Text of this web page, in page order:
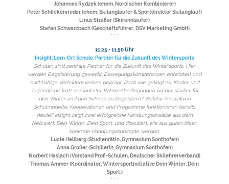
Johannes Rydzek (ehem. Nordischer Kombinierer)
Peter Schlickenrieder (ehem. Skilangläufer & Sportdirektor Skilanglauf)
Linus Straßer (Skirennläufer)
Stefan Schwarzbach (Geschäftsführer, DSV Marketing GmbH)
* * *
11.25 - 11.50 Uhr
Insight: Lern-Ort Schule: Partner für die Zukunft des Wintersports
Schulen sind zentrale Partner für die Zukunft des Wintersports. Hier
werden Begeisterung geweckt, Bewegungskompetenzen entwickelt und
nachhaltige Verhaltensweisen geprägt. Doch wie gelingt es, Kinder und
Jugendliche trotz veränderter Rahmenbedingungen wieder stärker für
den Winter und den Schnee zu begeistern? Welche innovativen
Schulmodelle, Kooperationen und Programme funktionieren bereits
heute? Insight zeigt zwei erfolgreiche Handlungsansätze aus dem
Netzwerk Dein Winter. Dein Sport. und diskutiert, wie aus guten Ideen
konkrete Handlungskonzepte werden.
Lucie Hellberg (Studienrätin, Gymnasium Sonthofen)
Anna Großer (Schülerin, Gymnasium Sonthofen)
Norbert Haslach (Vorstand Profi-Schulen, Deutscher Skilehrerverband)
Thomas Ammer (Koordinator, Wintersportinitiative Dein Winter. Dein
Sport.)
* * *